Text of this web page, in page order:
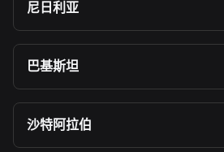
尼日利亚
巴基斯坦
沙特阿拉伯